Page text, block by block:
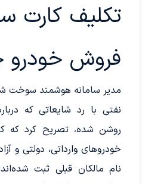
تکلیف کارت
فروش
مدیر سامانه هوشمند سوخت
نفتی با رد شایعاتی که
روشن شده، تصریح کرد که
خودروهای وارداتی، دولتی و
نام مالکان قبلی ثبت